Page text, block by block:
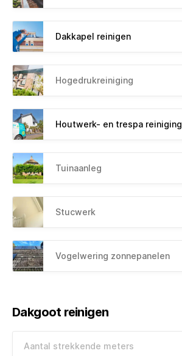
Dakkapel reinigen
Hogedrukreiniging
Houtwerk- en trespa reiniging
Tuinaanleg
Stucwerk
Vogelwering zonnepanelen
Dakgoot reinigen
Aantal strekkende meters